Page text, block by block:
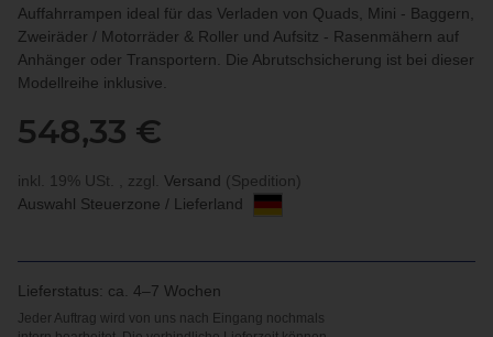
Auffahrrampen ideal für das Verladen von Quads, Mini - Baggern,
Zweiräder / Motorräder & Roller und Aufsitz - Rasenmähern auf
Anhänger oder Transportern. Die Abrutschsicherung ist bei dieser
Modellreihe inklusive.
548,33 €
inkl. 19% USt. , zzgl. Versand (Spedition)
Auswahl Steuerzone / Lieferland
Lieferstatus: ca. 4–7 Wochen